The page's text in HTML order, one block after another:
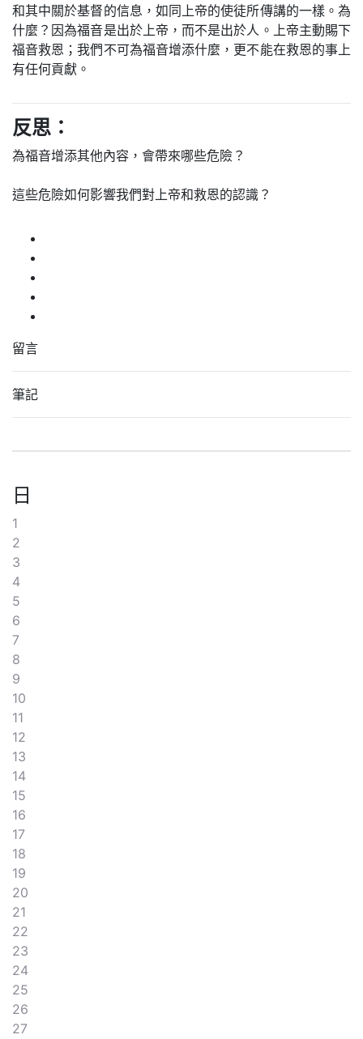
和其中關於基督的信息，如同上帝的使徒所傳講的一樣。為
什麼？因為福音是出於上帝，而不是出於人。上帝主動賜下
福音救恩；我們不可為福音增添什麼，更不能在救恩的事上
有任何貢獻。
反思：
為福音增添其他內容，會帶來哪些危險？
這些危險如何影響我們對上帝和救恩的認識？
留言
筆記
日
1
2
3
4
5
6
7
8
9
10
11
12
13
14
15
16
17
18
19
20
21
22
23
24
25
26
27